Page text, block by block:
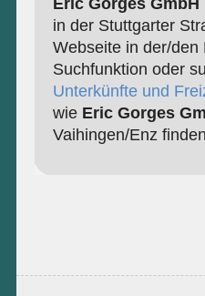
Eric Gorges
in der Stuttgarter
Webseite in der/den
Suchfunktion oder
Unterkünfte und
wie Eric Gorges
Vaihingen/Enz